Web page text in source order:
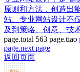
原则和方法，创造出
站。专业网站设计不
及到策略、创意、技
page.total 563 page.tiao
page.next page
返回页面